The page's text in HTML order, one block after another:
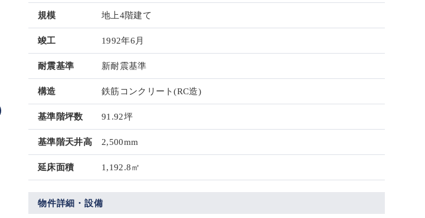
規模 地上4階建て
竣工 1992年6月
耐震基準 新耐震基準
構造 鉄筋コンクリート(RC造)
基準階坪数 91.92坪
基準階天井高 2,500mm
延床面積 1,192.8㎡
物件詳細・設備